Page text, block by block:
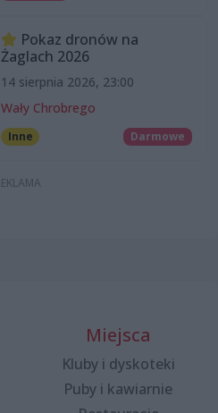
Pokaz dronów na
Żaglach 2026
14 sierpnia 2026, 23:00
Wały Chrobrego
Inne Darmowe
Miejsca
Kluby i dyskoteki
Puby i kawiarnie